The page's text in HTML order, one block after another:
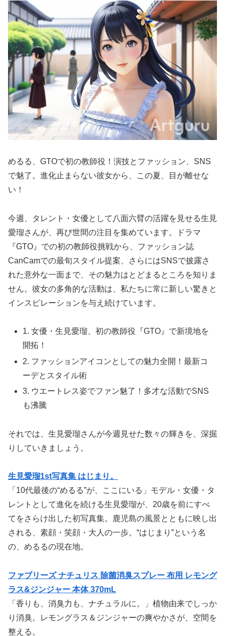
めるる、GTOで初の教師役！演技とファッション、SNS
で魅了。進化止まらない彼女から、この夏、目が離せな
い！
今週、タレント・女優として八面六臂の活躍を見せる生見
愛瑠さんが、再び世間の注目を集めています。ドラマ
『GTO』での初の教師役挑戦から、ファッション誌
CanCamでの最旬スタイル提案、さらにはSNSで披露さ
れた意外な一面まで、その魅力はとどまるところを知りま
せん。彼女の多角的な活動は、私たちに常に新しい驚きと
インスピレーションを与え続けています。
1. 女優・生見愛瑠、初の教師役『GTO』で新境地を
開拓！
2. ファッションアイコンとしての魅力全開！最新コ
ーデとスタイル術
3. ウエートレス姿でファン魅了！多才な活動でSNS
も沸騰
それでは、生見愛瑠さんが今週見せた数々の輝きを、深掘
りしていきましょう。
生見愛瑠1st写真集 はじまり。
「10代最後の“めるる”が、ここにいる」モデル・女優・タ
レントとして進化を続ける生見愛瑠が、20歳を前にすべ
てをさらけ出した初写真集。鹿児島の風景とともに映し出
される、素顔・笑顔・大人の一歩。“はじまり”という名
の、めるるの現在地。
ファブリーズ ナチュリス 除菌消臭スプレー 布用 レモング
ラス&ジンジャー 本体 370mL
「香りも、消臭力も、ナチュラルに。」植物由来でしっか
り消臭。レモングラス＆ジンジャーの爽やかさが、空間を
整える。